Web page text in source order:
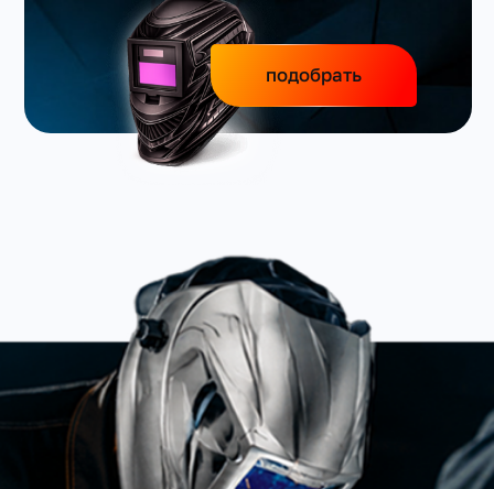
подобрать